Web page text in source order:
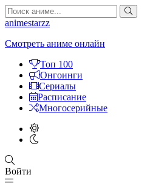
animestarzz
Смотреть аниме онлайн
Топ 100
Онгоинги
Сериалы
Расписание
Многосерийные
Войти